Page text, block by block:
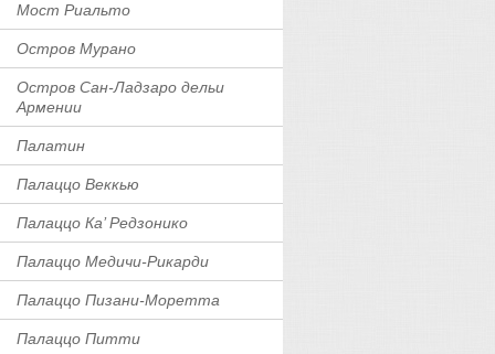
Мост Риальто
Остров Мурано
Остров Сан-Ладзаро дельи
Армении
Палатин
Палаццо Веккью
Палаццо Ка’ Редзонико
Палаццо Медичи-Рикарди
Палаццо Пизани-Моретта
Палаццо Питти